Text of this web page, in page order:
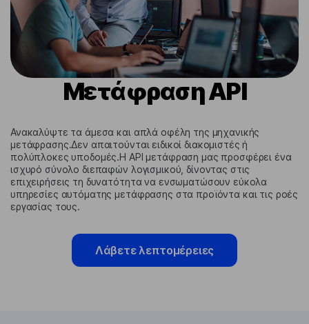
Μετάφραση API
Ανακαλύψτε τα άμεσα και απλά οφέλη της μηχανικής
μετάφρασης.Δεν απαιτούνται ειδικοί διακομιστές ή
πολύπλοκες υποδομές.Η API μετάφραση μας προσφέρει ένα
ισχυρό σύνολο διεπαφών λογισμικού, δίνοντας στις
επιχειρήσεις τη δυνατότητα να ενσωματώσουν εύκολα
υπηρεσίες αυτόματης μετάφρασης στα προϊόντα και τις ροές
εργασίας τους.
Λάβετε λεπτομέρειες